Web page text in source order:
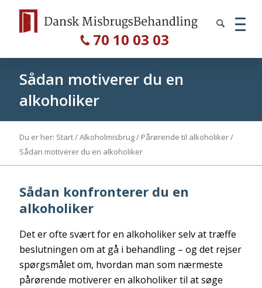
70 10 03 03
Sådan motiverer du en
alkoholiker
Du er her: Start/Alkoholmisbrug/ Pårørende til alkoholiker/
Sådan motiverer du en alkoholiker
Sådan konfronterer du en
alkoholiker
Det er ofte svært for en alkoholiker selv at træffe
beslutningen om at gå i behandling – og det rejser
spørgsmålet om, hvordan man som nærmeste
pårørende motiverer en alkoholiker til at søge